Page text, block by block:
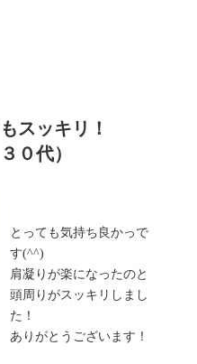
スッキリ！
代）
とっても気持ち良かっで
す(^^)
肩凝りが楽になったのと
頭周りがスッキリしまし
た！
ありがとうございます！